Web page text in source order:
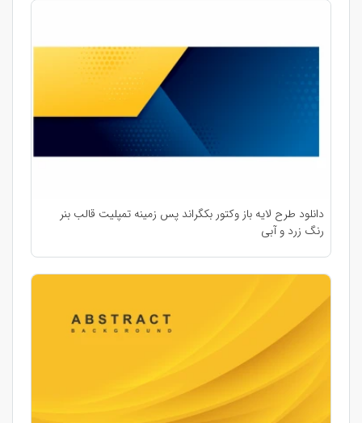
دانلود طرح لایه باز وکتور بکگراند پس زمینه تمپلیت قالب بنر
رنگ زرد و آبی